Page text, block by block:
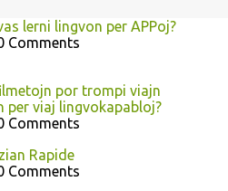
lerni lingvon per APPoj?
Comments
por trompi viajn
per viaj lingvokapabloj?
Comments
Rapide
Comments